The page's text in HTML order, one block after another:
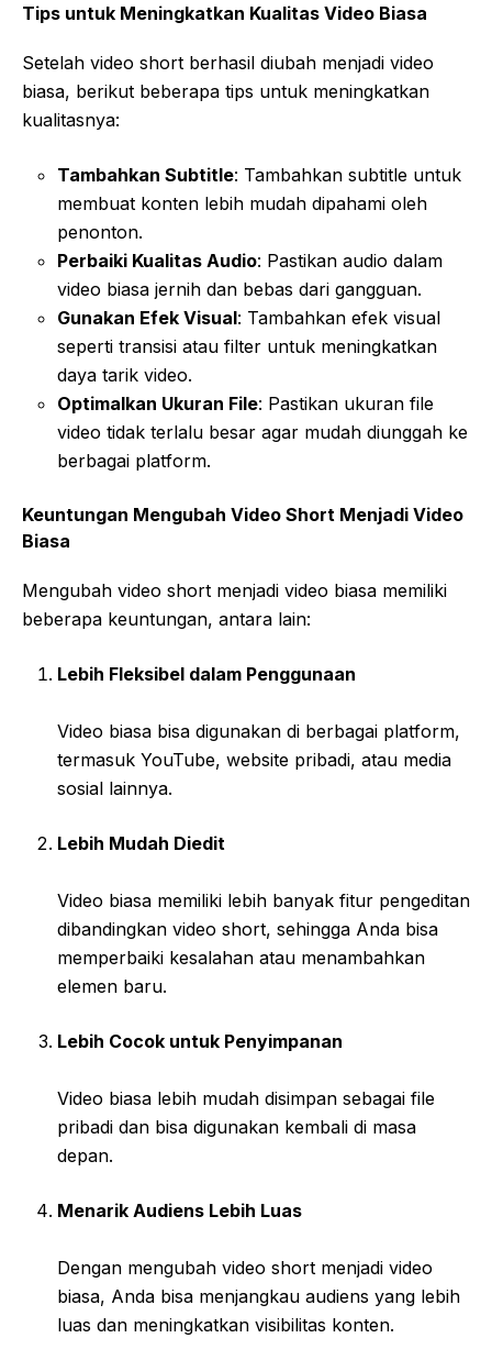
Tips untuk Meningkatkan Kualitas Video Biasa
Setelah video short berhasil diubah menjadi video
biasa, berikut beberapa tips untuk meningkatkan
kualitasnya:
Tambahkan Subtitle: Tambahkan subtitle untuk
membuat konten lebih mudah dipahami oleh
penonton.
Perbaiki Kualitas Audio: Pastikan audio dalam
video biasa jernih dan bebas dari gangguan.
Gunakan Efek Visual: Tambahkan efek visual
seperti transisi atau filter untuk meningkatkan
daya tarik video.
Optimalkan Ukuran File: Pastikan ukuran file
video tidak terlalu besar agar mudah diunggah ke
berbagai platform.
Keuntungan Mengubah Video Short Menjadi Video
Biasa
Mengubah video short menjadi video biasa memiliki
beberapa keuntungan, antara lain:
Lebih Fleksibel dalam Penggunaan
Video biasa bisa digunakan di berbagai platform,
termasuk YouTube, website pribadi, atau media
sosial lainnya.
Lebih Mudah Diedit
Video biasa memiliki lebih banyak fitur pengeditan
dibandingkan video short, sehingga Anda bisa
memperbaiki kesalahan atau menambahkan
elemen baru.
Lebih Cocok untuk Penyimpanan
Video biasa lebih mudah disimpan sebagai file
pribadi dan bisa digunakan kembali di masa
depan.
Menarik Audiens Lebih Luas
Dengan mengubah video short menjadi video
biasa, Anda bisa menjangkau audiens yang lebih
luas dan meningkatkan visibilitas konten.